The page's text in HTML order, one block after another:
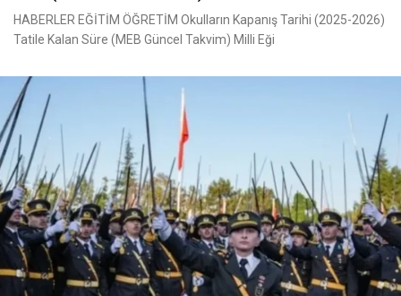
HABERLER EĞİTİM ÖĞRETİM Okulların Kapanış Tarihi (2025-2026)
Tatile Kalan Süre (MEB Güncel Takvim) Milli Eği